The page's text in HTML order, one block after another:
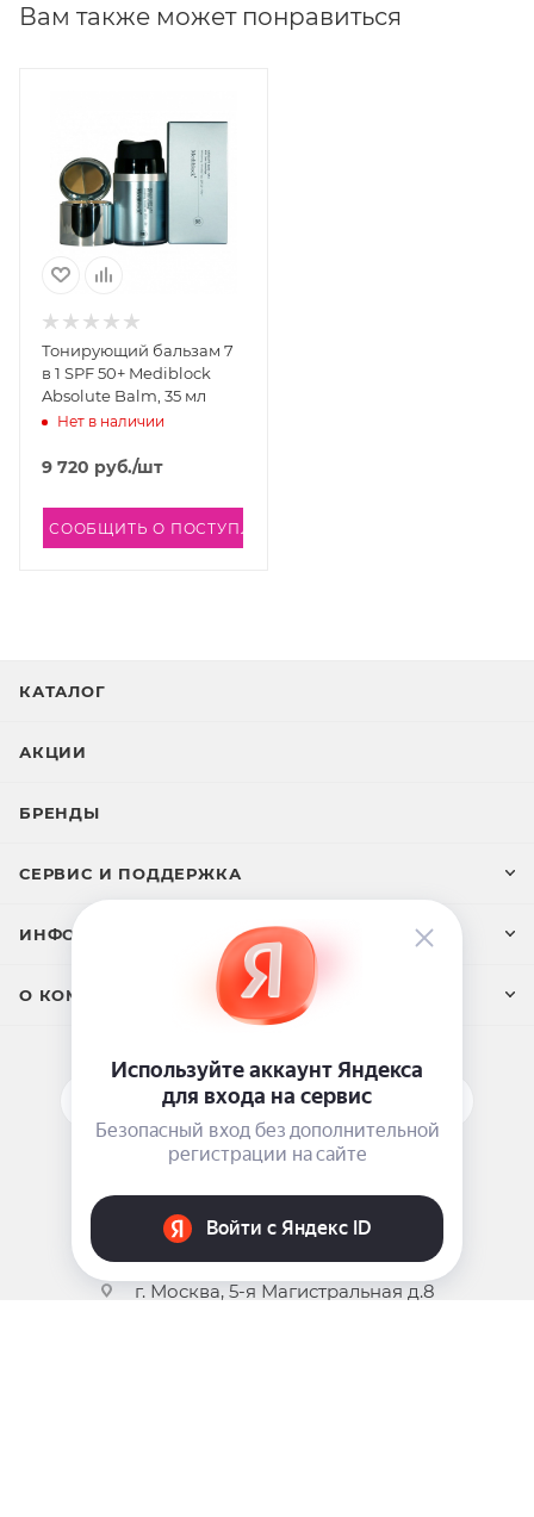
очищенную кожу лица, шеи и зону декольте нанести
Вам также может понравиться
Тонирующий бальзам 7
в 1 SPF 50+ Mediblock
Absolute Balm, 35 мл
Нет в наличии
9 720 руб./шт
СООБЩИТЬ О ПОСТУПЛЕНИИ
КАТАЛОГ
АКЦИИ
БРЕНДЫ
СЕРВИС И ПОДДЕРЖКА
ИНФОРМАЦИЯ
О КОМПАНИИ
ПОДПИСАТЬСЯ НА РАССЫЛКУ
ЗАДАТЬ ВОПРОС
8 969 999-35-10
г. Москва, 5-я Магистральная д.8